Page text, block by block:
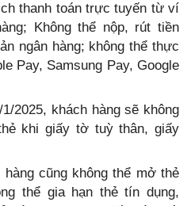
thanh toán trực tuyến từ ví
Không thể nộp, rút tiền
ngân hàng; không thể thực
Pay, Samsung Pay, Google
2025, khách hàng sẽ không
khi giấy tờ tuỳ thân, giấy
cũng không thể mở thẻ
thể gia hạn thẻ tín dụng,